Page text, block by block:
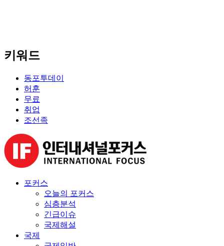
키워드
동포투데이
허훈
무료
취업
조선족
포커스
오늘의 포커스
심층분석
긴급이슈
국제해설
국제